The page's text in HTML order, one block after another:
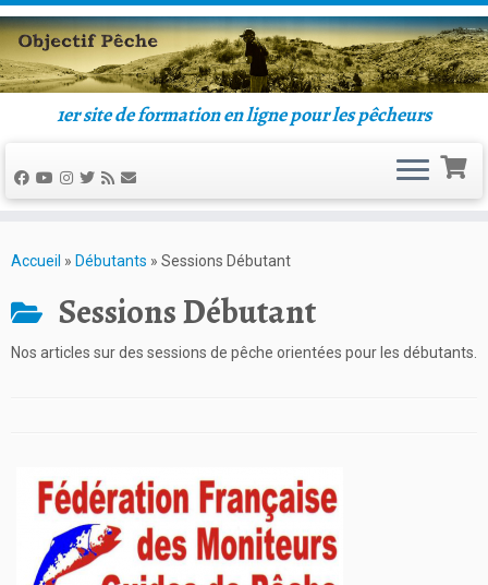
Passer
au
contenu
1er site de formation en ligne pour les pêcheurs
Accueil » Débutants » Sessions Débutant
Sessions Débutant
Nos articles sur des sessions de pêche orientées pour les débutants.